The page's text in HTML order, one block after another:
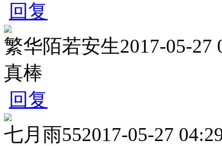
回复
繁华陌若安生2017-05-27
真棒
回复
七月雨552017-05-27